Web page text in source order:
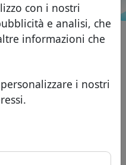
con i nostri
e analisi, che
informazioni che
i nostri